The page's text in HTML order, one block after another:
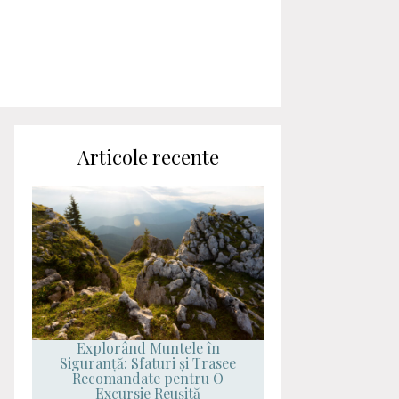
Articole recente
Explorând Muntele în
Siguranță: Sfaturi și Trasee
Recomandate pentru O
Excursie Reușită